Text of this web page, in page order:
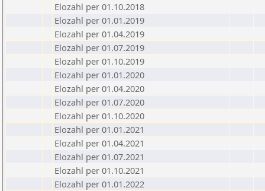
Elozahl per 01.10.2018
Elozahl per 01.01.2019
Elozahl per 01.04.2019
Elozahl per 01.07.2019
Elozahl per 01.10.2019
Elozahl per 01.01.2020
Elozahl per 01.04.2020
Elozahl per 01.07.2020
Elozahl per 01.10.2020
Elozahl per 01.01.2021
Elozahl per 01.04.2021
Elozahl per 01.07.2021
Elozahl per 01.10.2021
Elozahl per 01.01.2022